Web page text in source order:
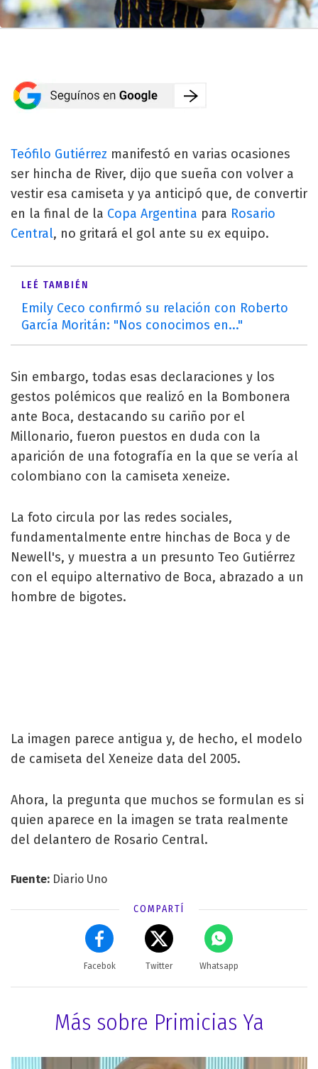
Teófilo Gutiérrez manifestó en varias ocasiones
ser hincha de River, dijo que sueña con volver a
vestir esa camiseta y ya anticipó que, de convertir
en la final de la Copa Argentina para Rosario
Central, no gritará el gol ante su ex equipo.
LEÉ TAMBIÉN
Emily Ceco confirmó su relación con Roberto
García Moritán: "Nos conocimos en..."
Sin embargo, todas esas declaraciones y los
gestos polémicos que realizó en la Bombonera
ante Boca, destacando su cariño por el
Millonario, fueron puestos en duda con la
aparición de una fotografía en la que se vería al
colombiano con la camiseta xeneize.
La foto circula por las redes sociales,
fundamentalmente entre hinchas de Boca y de
Newell's, y muestra a un presunto Teo Gutiérrez
con el equipo alternativo de Boca, abrazado a un
hombre de bigotes.
La imagen parece antigua y, de hecho, el modelo
de camiseta del Xeneize data del 2005.
Ahora, la pregunta que muchos se formulan es si
quien aparece en la imagen se trata realmente
del delantero de Rosario Central.
Fuente: Diario Uno
COMPARTÍ
Facebok Twitter Whatsapp
Más sobre Primicias Ya